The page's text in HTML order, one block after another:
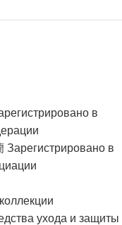
в
Зарегистрировано в
ухода и защиты